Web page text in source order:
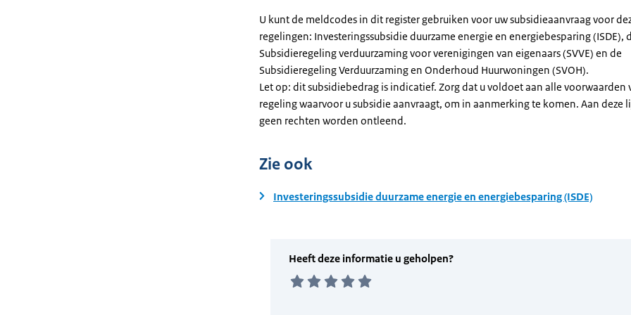
U kunt de meldcodes in dit register gebruiken voor uw subsidieaanvraag voor
regelingen: Investeringssubsidie duurzame energie en energiebesparing (ISDE),
Subsidieregeling verduurzaming voor verenigingen van eigenaars (SVVE) en de
Subsidieregeling Verduurzaming en Onderhoud Huurwoningen (SVOH).
Let op: dit subsidiebedrag is indicatief. Zorg dat u voldoet aan alle voorwaarden
regeling waarvoor u subsidie aanvraagt, om in aanmerking te komen. Aan deze
geen rechten worden ontleend.
Zie ook
Investeringssubsidie duurzame energie en energiebesparing (ISDE)